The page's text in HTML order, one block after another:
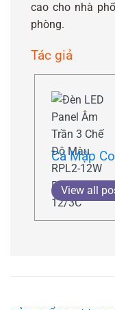
cao cho nhà
phòng.
Tác giả
Cá Mập
View all